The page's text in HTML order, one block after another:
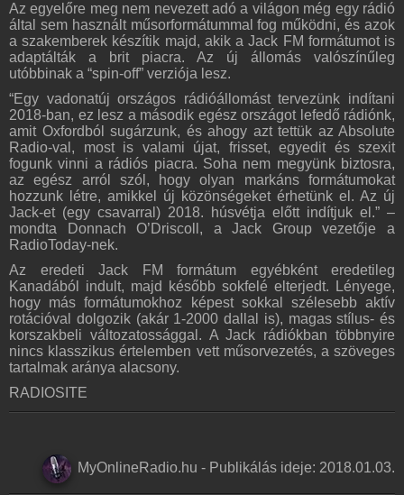
Online rádió készítés
Készítés lépésről lépésre
Az egyelőre meg nem nevezett adó a világon még egy rádió
által sem használt műsorformátummal fog működni, és azok
a szakemberek készítik majd, akik a Jack FM formátumot is
adaptálták a brit piacra. Az új állomás valószínűleg
utóbbinak a “spin-off” verziója lesz.
“Egy vadonatúj országos rádióállomást tervezünk indítani
2018-ban, ez lesz a második egész országot lefedő rádiónk,
amit Oxfordból sugárzunk, és ahogy azt tettük az Absolute
Radio-val, most is valami újat, frisset, egyedit és szexit
fogunk vinni a rádiós piacra. Soha nem megyünk biztosra,
az egész arról szól, hogy olyan markáns formátumokat
hozzunk létre, amikkel új közönségeket érhetünk el. Az új
Jack-et (egy csavarral) 2018. húsvétja előtt indítjuk el.” –
mondta Donnach O’Driscoll, a Jack Group vezetője a
RadioToday-nek.
Az eredeti Jack FM formátum egyébként eredetileg
Kanadából indult, majd később sokfelé elterjedt. Lényege,
hogy más formátumokhoz képest sokkal szélesebb aktív
rotációval dolgozik (akár 1-2000 dallal is), magas stílus- és
korszakbeli változatossággal. A Jack rádiókban többnyire
nincs klasszikus értelemben vett műsorvezetés, a szöveges
tartalmak aránya alacsony.
RADIOSITE
MyOnlineRadio.hu - Publikálás ideje: 2018.01.03.